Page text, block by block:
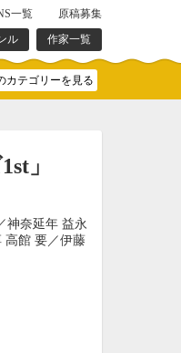
一覧
原稿募集
ル
作家一覧
」
神奈延年 益永
高館 要／伊藤